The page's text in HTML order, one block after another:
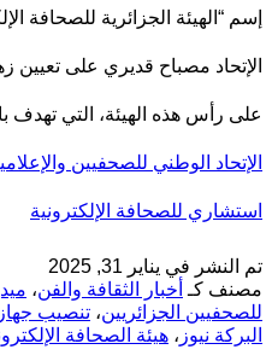
إسم “الهيئة الجزائرية للصحافة
الإتحاد مصباح قديري على تعيين
على رأس هذه الهيئة، التي تهدف
الإتحاد الوطني للصحفيين
استشاري للصحافة الإلكترونية
تم النشر في يناير 31, 2025
مصنف كـ أخبار الثقافة والفن،
للصحفيين الجزائريين، تنصيب
البركة نيوز ، هيئة الصحافة